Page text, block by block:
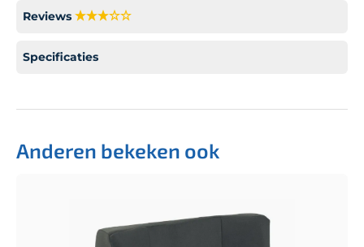
Reviews
Specificaties
Anderen bekeken ook